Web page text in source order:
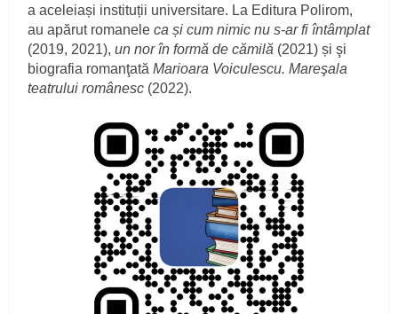
a aceleiași instituții universitare. La Editura Polirom,
au apărut romaneleca și cum nimic nu s-ar fi întâmplat
(2019, 2021),un nor în formă de cămilă (2021) și şi
biografia romanţatăMarioara Voiculescu. Mareşala
teatrului românesc (2022).